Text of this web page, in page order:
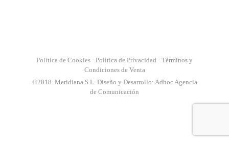
Política de Cookies · Política de Privacidad · Términos y
Condiciones de Venta
©2018. Meridiana S.L. Diseño y Desarrollo: Adhoc Agencia
de Comunicación